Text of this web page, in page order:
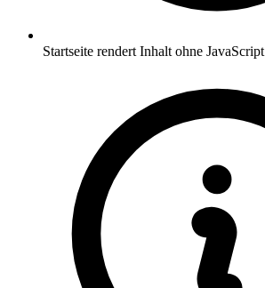
Startseite rendert Inhalt ohne JavaScript